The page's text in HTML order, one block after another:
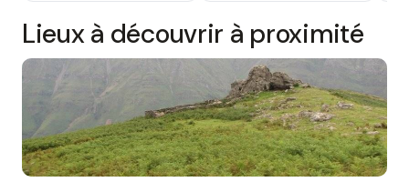
Lieux à découvrir à proximité